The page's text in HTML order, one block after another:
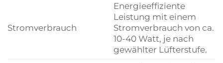
Stromverbrauch
Energieeffiziente
Leistung mit einem
Stromverbrauch von ca.
10-40 Watt, je nach
gewählter Lüfterstufe.